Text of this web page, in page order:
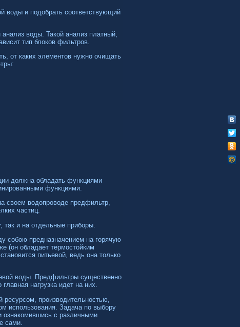
воды и подобрать соответствующий
воды. Такой анализ платный,
тип блоков фильтров.
от каких элементов нужно очищать
должна обладать функциями
функциями.
своем водопроводе предфильтр,
частиц.
и на отдельные приборы.
собою предназначением на горячую
(он обладает термостойким
питьевой, ведь она только
воды. Предфильтры существенно
нагрузка идет на них.
производительностью,
использования. Задача по выбору
ознакомившись с различными
сами.